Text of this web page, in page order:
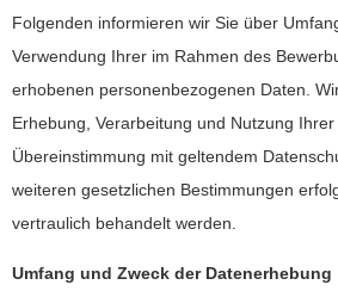
Folgenden informieren wir Sie über
Verwendung Ihrer im Rahmen des
erhobenen personenbezogenen Daten.
Erhebung, Verarbeitung und Nutzung Ihrer
Übereinstimmung mit geltendem
weiteren gesetzlichen Bestimmungen
vertraulich behandelt werden.
Umfang und Zweck der Datenerhebung